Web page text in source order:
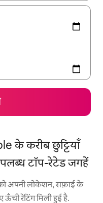
के करीब छुट्टियाँ
टॉप-रेटेड जगहें
अपनी लोकेशन, सफ़ाई के
रेटिंग मिली हुई है.